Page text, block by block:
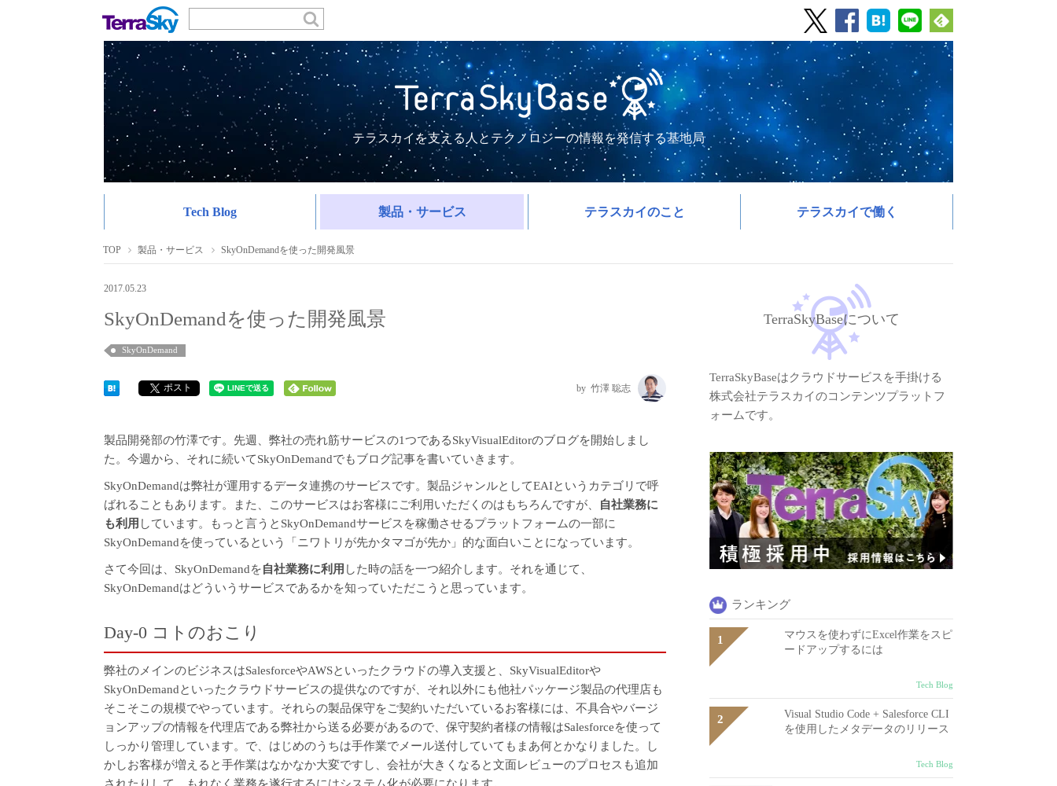
テラスカイを支える人とテクノロジーの情報を発信する基地局
Tech Blog 製品・サービス テラスカイのこと テラスカイで働く
TOP 製品・サービス SkyOnDemandを使った開発風景
2017.05.23
SkyOnDemandを使った開発風景
SkyOnDemand
ポスト 竹澤 聡志
製品開発部の竹澤です。 先週、弊社の売れ筋サービスの1つであるSkyVisualEditorのブログを開始しまし
た。今週から、それに続いてSkyOnDemandでもブログ記事を書いていきます。
SkyOnDemandは弊社が運用するデータ連携のサービスです。製品ジャンルとしてEAIというカテゴリで呼
ばれることもあります。また、このサービスはお客様にご利用いただくのはもちろんですが、
自社業務に
も利用 しています。もっと言うとSkyOnDemandサービスを稼働させるプラットフォームの一部に
SkyOnDemandを使っているという「ニワトリが先かタマゴが先か」的な面白いことになっています。
さて今回は、SkyOnDemandを自社業務に利用 した時の話を一つ紹介します。それを通じて、
SkyOnDemandはどういうサービスであるかを知っていただこうと思っています。
Day-0 コトのおこり
弊社のメインのビジネスはSalesforceやAWSといったクラウドの導入支援と、SkyVisualEditorや
SkyOnDemandといったクラウドサービスの提供なのですが、それ以外にも他社パッケージ製品の代理店も
そこそこの規模でやっています。それらの製品保守をご契約いただいているお客様には、不具合やバージ
ョンアップの情報を代理店である弊社から送る必要があるので、保守契約者様の情報はSalesforceを使って
しっかり管理しています。で、はじめのうちは手作業でメール送付していてもまあ何とかなりました。し
かしお客様が増えると手作業はなかなか大変ですし、会社が大きくなると文面レビューのプロセスも追加
TerraSkyBaseについて
TerraSkyBaseはクラウドサービスを手掛ける
株式会社テラスカイのコンテンツプラットフ
ォームです。
ランキング
マウスを使わずにExcel作業をスピ
ードアップするには
Tech Blog
Visual Studio Code + Salesforce CLI
を使用したメタデータのリリース
Tech Blog